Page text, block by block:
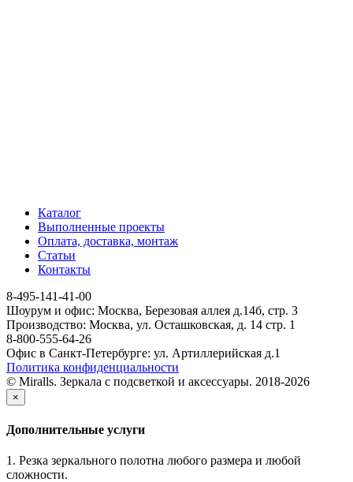
Каталог
Выполненные проекты
Оплата, доставка, монтаж
Статьи
Контакты
8-495-141-41-00
Шоурум и офис: Москва, Березовая аллея д.14б, стр. 3
Производство: Москва, ул. Осташковская, д. 14 стр. 1
8-800-555-64-26
Офис в Санкт-Петербурге: ул. Артиллерийская д.1
Политика конфиденциальности
© Miralls. Зеркала с подсветкой и аксессуары. 2018-2026
×
Дополнительные услуги
1. Резка зеркального полотна любого размера и любой
сложности.